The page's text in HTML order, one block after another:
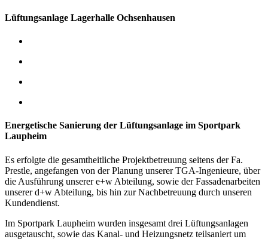
Lüftungsanlage Lagerhalle Ochsenhausen
Energetische Sanierung der Lüftungsanlage im Sportpark
Laupheim
Es erfolgte die gesamtheitliche Projektbetreuung seitens der Fa.
Prestle, angefangen von der Planung unserer TGA-Ingenieure, über
die Ausführung unserer e+w Abteilung, sowie der Fassadenarbeiten
unserer d+w Abteilung, bis hin zur Nachbetreuung durch unseren
Kundendienst.
Im Sportpark Laupheim wurden insgesamt drei Lüftungsanlagen
ausgetauscht, sowie das Kanal- und Heizungsnetz teilsaniert um